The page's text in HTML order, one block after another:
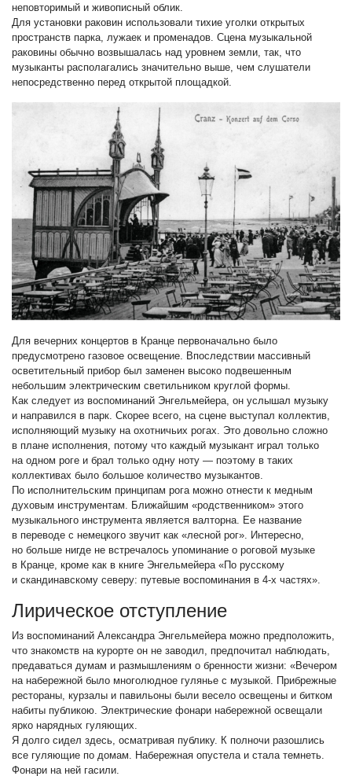
неповторимый и живописный облик.
Для установки раковин использовали тихие уголки открытых
пространств парка, лужаек и променадов. Сцена музыкальной
раковины обычно возвышалась над уровнем земли, так, что
музыканты располагались значительно выше, чем слушатели
непосредственно перед открытой площадкой.
Для вечерних концертов в Кранце первоначально было
предусмотрено газовое освещение. Впоследствии массивный
осветительный прибор был заменен высоко подвешенным
небольшим электрическим светильником круглой формы.
Как следует из воспоминаний Энгельмейера, он услышал музыку
и направился в парк. Скорее всего, на сцене выступал коллектив,
исполняющий музыку на охотничьих рогах. Это довольно сложно
в плане исполнения, потому что каждый музыкант играл только
на одном роге и брал только одну ноту — поэтому в таких
коллективах было большое количество музыкантов.
По исполнительским принципам рога можно отнести к медным
духовым инструментам. Ближайшим «родственником» этого
музыкального инструмента является валторна. Ее название
в переводе с немецкого звучит как «лесной рог». Интересно,
но больше нигде не встречалось упоминание о роговой музыке
в Кранце, кроме как в книге Энгельмейера «По русскому
и скандинавскому северу: путевые воспоминания в 4-х частях».
Лирическое отступление
Из воспоминаний Александра Энгельмейера можно предположить,
что знакомств на курорте он не заводил, предпочитал наблюдать,
предаваться думам и размышлениям о бренности жизни: «Вечером
на набережной было многолюдное гулянье с музыкой. Прибрежные
рестораны, курзалы и павильоны были весело освещены и битком
набиты публикою. Электрические фонари набережной освещали
ярко нарядных гуляющих.
Я долго сидел здесь, осматривая публику. К полночи разошлись
все гуляющие по домам. Набережная опустела и стала темнеть.
Фонари на ней гасили.